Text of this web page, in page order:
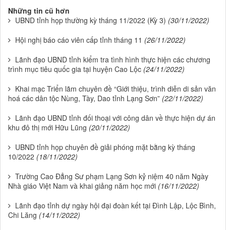
Những tin cũ hơn
UBND tỉnh họp thường kỳ tháng 11/2022 (Kỳ 3) (30/11/2022)
Hội nghị báo cáo viên cấp tỉnh tháng 11 (26/11/2022)
Lãnh đạo UBND tỉnh kiểm tra tình hình thực hiện các chương
trình mục tiêu quốc gia tại huyện Cao Lộc (24/11/2022)
Khai mạc Triển lãm chuyên đề “Giới thiệu, trình diễn di sản văn
hoá các dân tộc Nùng, Tày, Dao tỉnh Lạng Sơn” (22/11/2022)
Lãnh đạo UBND tỉnh đối thoại với công dân về thực hiện dự án
khu đô thị mới Hữu Lũng (20/11/2022)
UBND tỉnh họp chuyên đề giải phóng mặt bằng kỳ tháng
10/2022 (18/11/2022)
Trường Cao Đẳng Sư phạm Lạng Sơn kỷ niệm 40 năm Ngày
Nhà giáo Việt Nam và khai giảng năm học mới (16/11/2022)
Lãnh đạo tỉnh dự ngày hội đại đoàn kết tại Đình Lập, Lộc Bình,
Chi Lăng (14/11/2022)